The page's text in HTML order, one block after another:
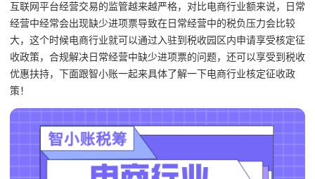
互联网平台经营交易的监管越来越严格，对比电商行业额来说，日常
经营中经常会出现缺少进项票导致在日常经营中的税负压力会比较
大，这个时候电商行业就可以通过入驻到税收园区内申请享受核定征
收政策，合规解决日常经营中缺少进项票的问题，还可以享受到税收
优惠扶持，下面跟智小账一起来具体了解一下电商行业核定征收政
策！